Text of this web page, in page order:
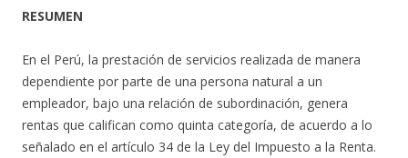
RESUMEN
En el Perú, la prestación de servicios realizada de manera
dependiente por parte de una persona natural a un
empleador, bajo una relación de subordinación, genera
rentas que califican como quinta categoría, de acuerdo a lo
señalado en el artículo 34 de la Ley del Impuesto a la Renta.